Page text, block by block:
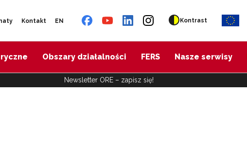
Kontakt EN Kontrast
Obszary działalności FERS Nasze serwisy
Newsletter ORE – zapisz się!